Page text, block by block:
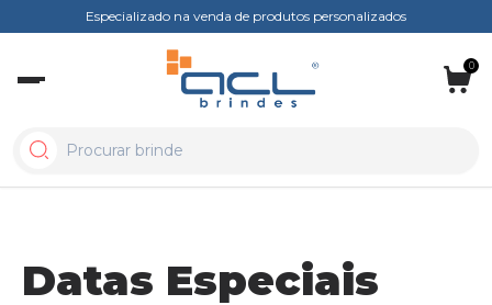
Especializado na venda de produtos personalizados
0
Datas Especiais